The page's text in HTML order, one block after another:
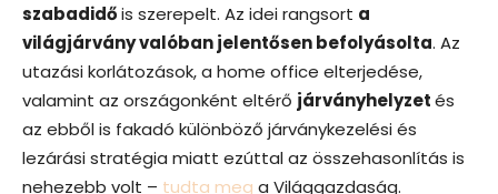
szabadidőis szerepelt. Az idei rangsort a
világjárvány valóban jelentősen befolyásolta. Az
utazási korlátozások, a home office elterjedése,
valamint az országonként eltérő járványhelyzetés
az ebből is fakadó különböző járványkezelési és
lezárási stratégia miatt ezúttal az összehasonlítás is
nehezebb volt – tudta meg a Világgazdaság.